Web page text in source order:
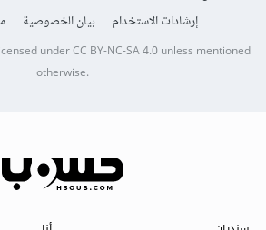
إرشادات الاستخدام
بيان الخصوصية
underCC BY-NC-SA 4.0unless mentioned
otherwise.